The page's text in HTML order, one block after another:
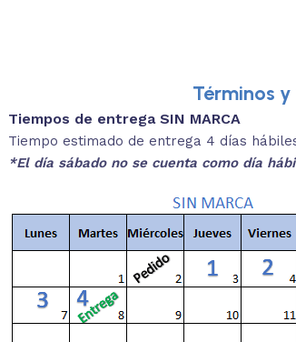
Descripciones breves y medidas
REVISA
estás buscando.
Términos
Tiempos de entrega SIN MARCA
Tiempo estimado de entrega 4 días
*El día sábado no se cuenta como día